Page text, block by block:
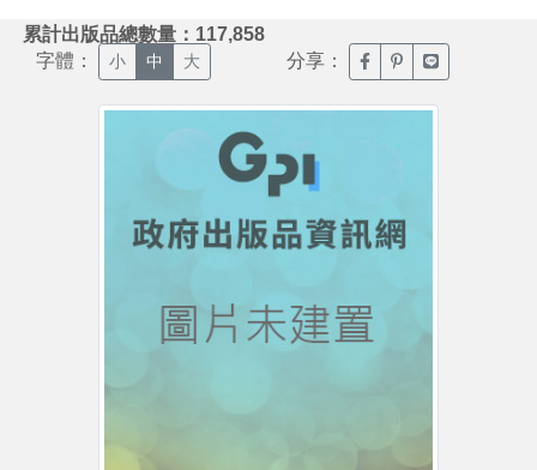
累計出版品總數量：117,858
字體： 小 中 大 分享： 臉書分享(另開新視窗)
噗浪分享(另開新
Line分享(另